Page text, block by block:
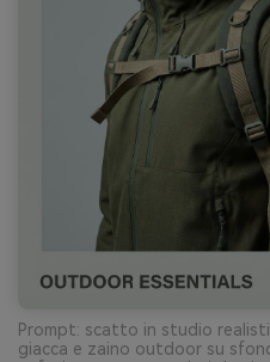
Prompt: scatto in studio
giacca e zaino outdoor su